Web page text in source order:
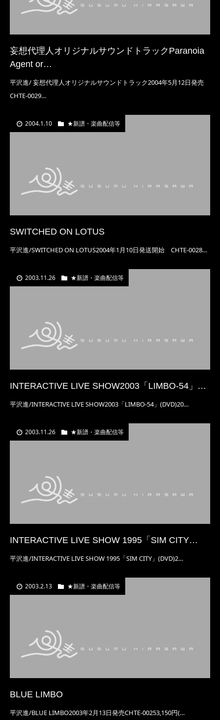
妄想代理人オリジナルサウンドトラックParanoia
Agent or…
平沢進/ 妄想代理人オリジナルサウンドトラック2004年5月12日発売
CHTE-0029…
2004.1.10 ★新譜・楽曲配信等
SWITCHED ON LOTUS
平沢進/SWITCHED ON LOTUS2004年1月10日発送開始 CHTE-0028…
2003.11.26 ★新譜・楽曲配信等
INTERACTIVE LIVE SHOW2003「LIMBO-54」…
平沢進/INTERACTIVE LIVE SHOW2003「LIMBO-54」(DVD)20…
2003.11.26 ★新譜・楽曲配信等
INTERACTIVE LIVE SHOW 1995「SIM CITY…
平沢進/INTERACTIVE LIVE SHOW 1995「SIM CITY」(DVD)2…
2003.2.13 ★新譜・楽曲配信等
BLUE LIMBO
平沢進/BLUE LIMBO2003年2月13日発売CHTE-00253,150円(…